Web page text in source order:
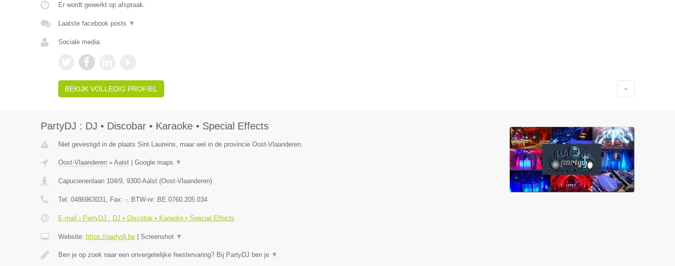
Er wordt gewerkt op afspraak.
Laatste facebook posts ▼
Sociale media:
BEKIJK VOLLEDIG PROFIEL
PartyDJ : DJ • Discobar • Karaoke • Special Effects
Niet gevestigd in de plaats Sint Laureins, maar wel in de provincie Oost-Vlaanderen.
Oost-Vlaanderen» Aalst| Google maps ▼
Capucienenlaan 104/9, 9300 Aalst(Oost-Vlaanderen)
Tel: 0486963031, Fax: -, BTW-nr: BE.0760.205.034
E-mail › PartyDJ : DJ • Discobar • Karaoke • Special Effects
Website: https://partydj.be| Screenshot ▼
Ben je op zoek naar een onvergetelijke feestervaring? Bij PartyDJ ben je ▼